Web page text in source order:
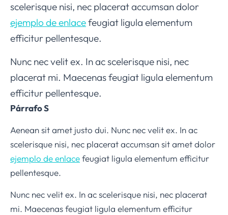
scelerisque nisi, nec placerat accumsan dolor
ejemplo de enlacefeugiat ligula elementum
efficitur pellentesque.
Nunc nec velit ex. In ac scelerisque nisi, nec
placerat mi. Maecenas feugiat ligula elementum
efficitur pellentesque.
Párrafo S
Aenean sit amet justo dui. Nunc nec velit ex. In ac
scelerisque nisi, nec placerat accumsan sit amet dolor
ejemplo de enlacefeugiat ligula elementum efficitur
pellentesque.
Nunc nec velit ex. In ac scelerisque nisi, nec placerat
mi. Maecenas feugiat ligula elementum efficitur